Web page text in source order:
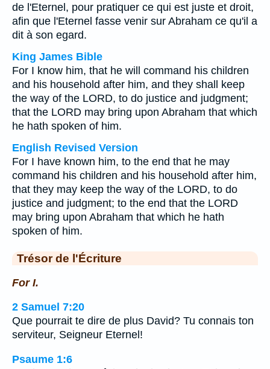
de l'Eternel, pour pratiquer ce qui est juste et droit,
afin que l'Eternel fasse venir sur Abraham ce qu'il a
dit à son egard.
King James Bible
For I know him, that he will command his children
and his household after him, and they shall keep
the way of the LORD, to do justice and judgment;
that the LORD may bring upon Abraham that which
he hath spoken of him.
English Revised Version
For I have known him, to the end that he may
command his children and his household after him,
that they may keep the way of the LORD, to do
justice and judgment; to the end that the LORD
may bring upon Abraham that which he hath
spoken of him.
Trésor de l'Écriture
For I.
2 Samuel 7:20
Que pourrait te dire de plus David? Tu connais ton
serviteur, Seigneur Eternel!
Psaume 1:6